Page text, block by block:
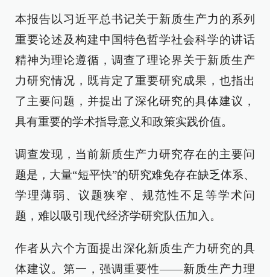
本报告以习近平总书记关于新质生产力的系列
重要论述及构建中国特色哲学社会科学的讲话
精神为理论遵循，调查了理论界关于新质生产
力研究情况，既肯定了重要研究成果，也指出
了主要问题，并提出了深化研究的具体建议，
具有重要的学术指导意义和政策实践价值。
调查发现，当前新质生产力研究存在的主要问
题是，大量“短平快”的研究难免存在缺乏体系、
学理薄弱、议题狭窄、规范性不足等学术问
题，难以吸引现代经济学研究队伍加入。
作者从六个方面提出深化新质生产力研究的具
体建议。第一，强调重要性——新质生产力理